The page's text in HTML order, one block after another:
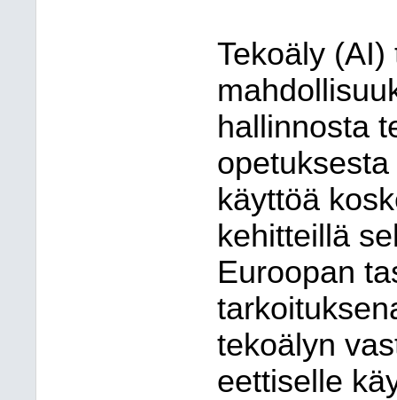
Tekoäly
hallinnosta
käyttöä
kehitteillä
Euroopan
tekoälyn
eettiselle